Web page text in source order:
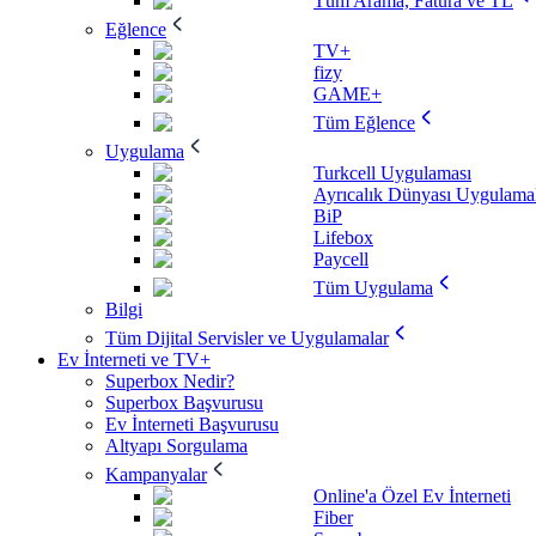
Eğlence
TV+
fizy
GAME+
Tüm Eğlence
Uygulama
Turkcell Uygulaması
Ayrıcalık Dünyası
BiP
Lifebox
Paycell
Tüm Uygulama
Bilgi
Tüm Dijital Servisler ve Uygulamalar
Ev İnterneti ve TV+
Superbox Nedir?
Superbox Başvurusu
Ev İnterneti Başvurusu
Altyapı Sorgulama
Kampanyalar
Online'a Özel Ev İnterneti
Fiber